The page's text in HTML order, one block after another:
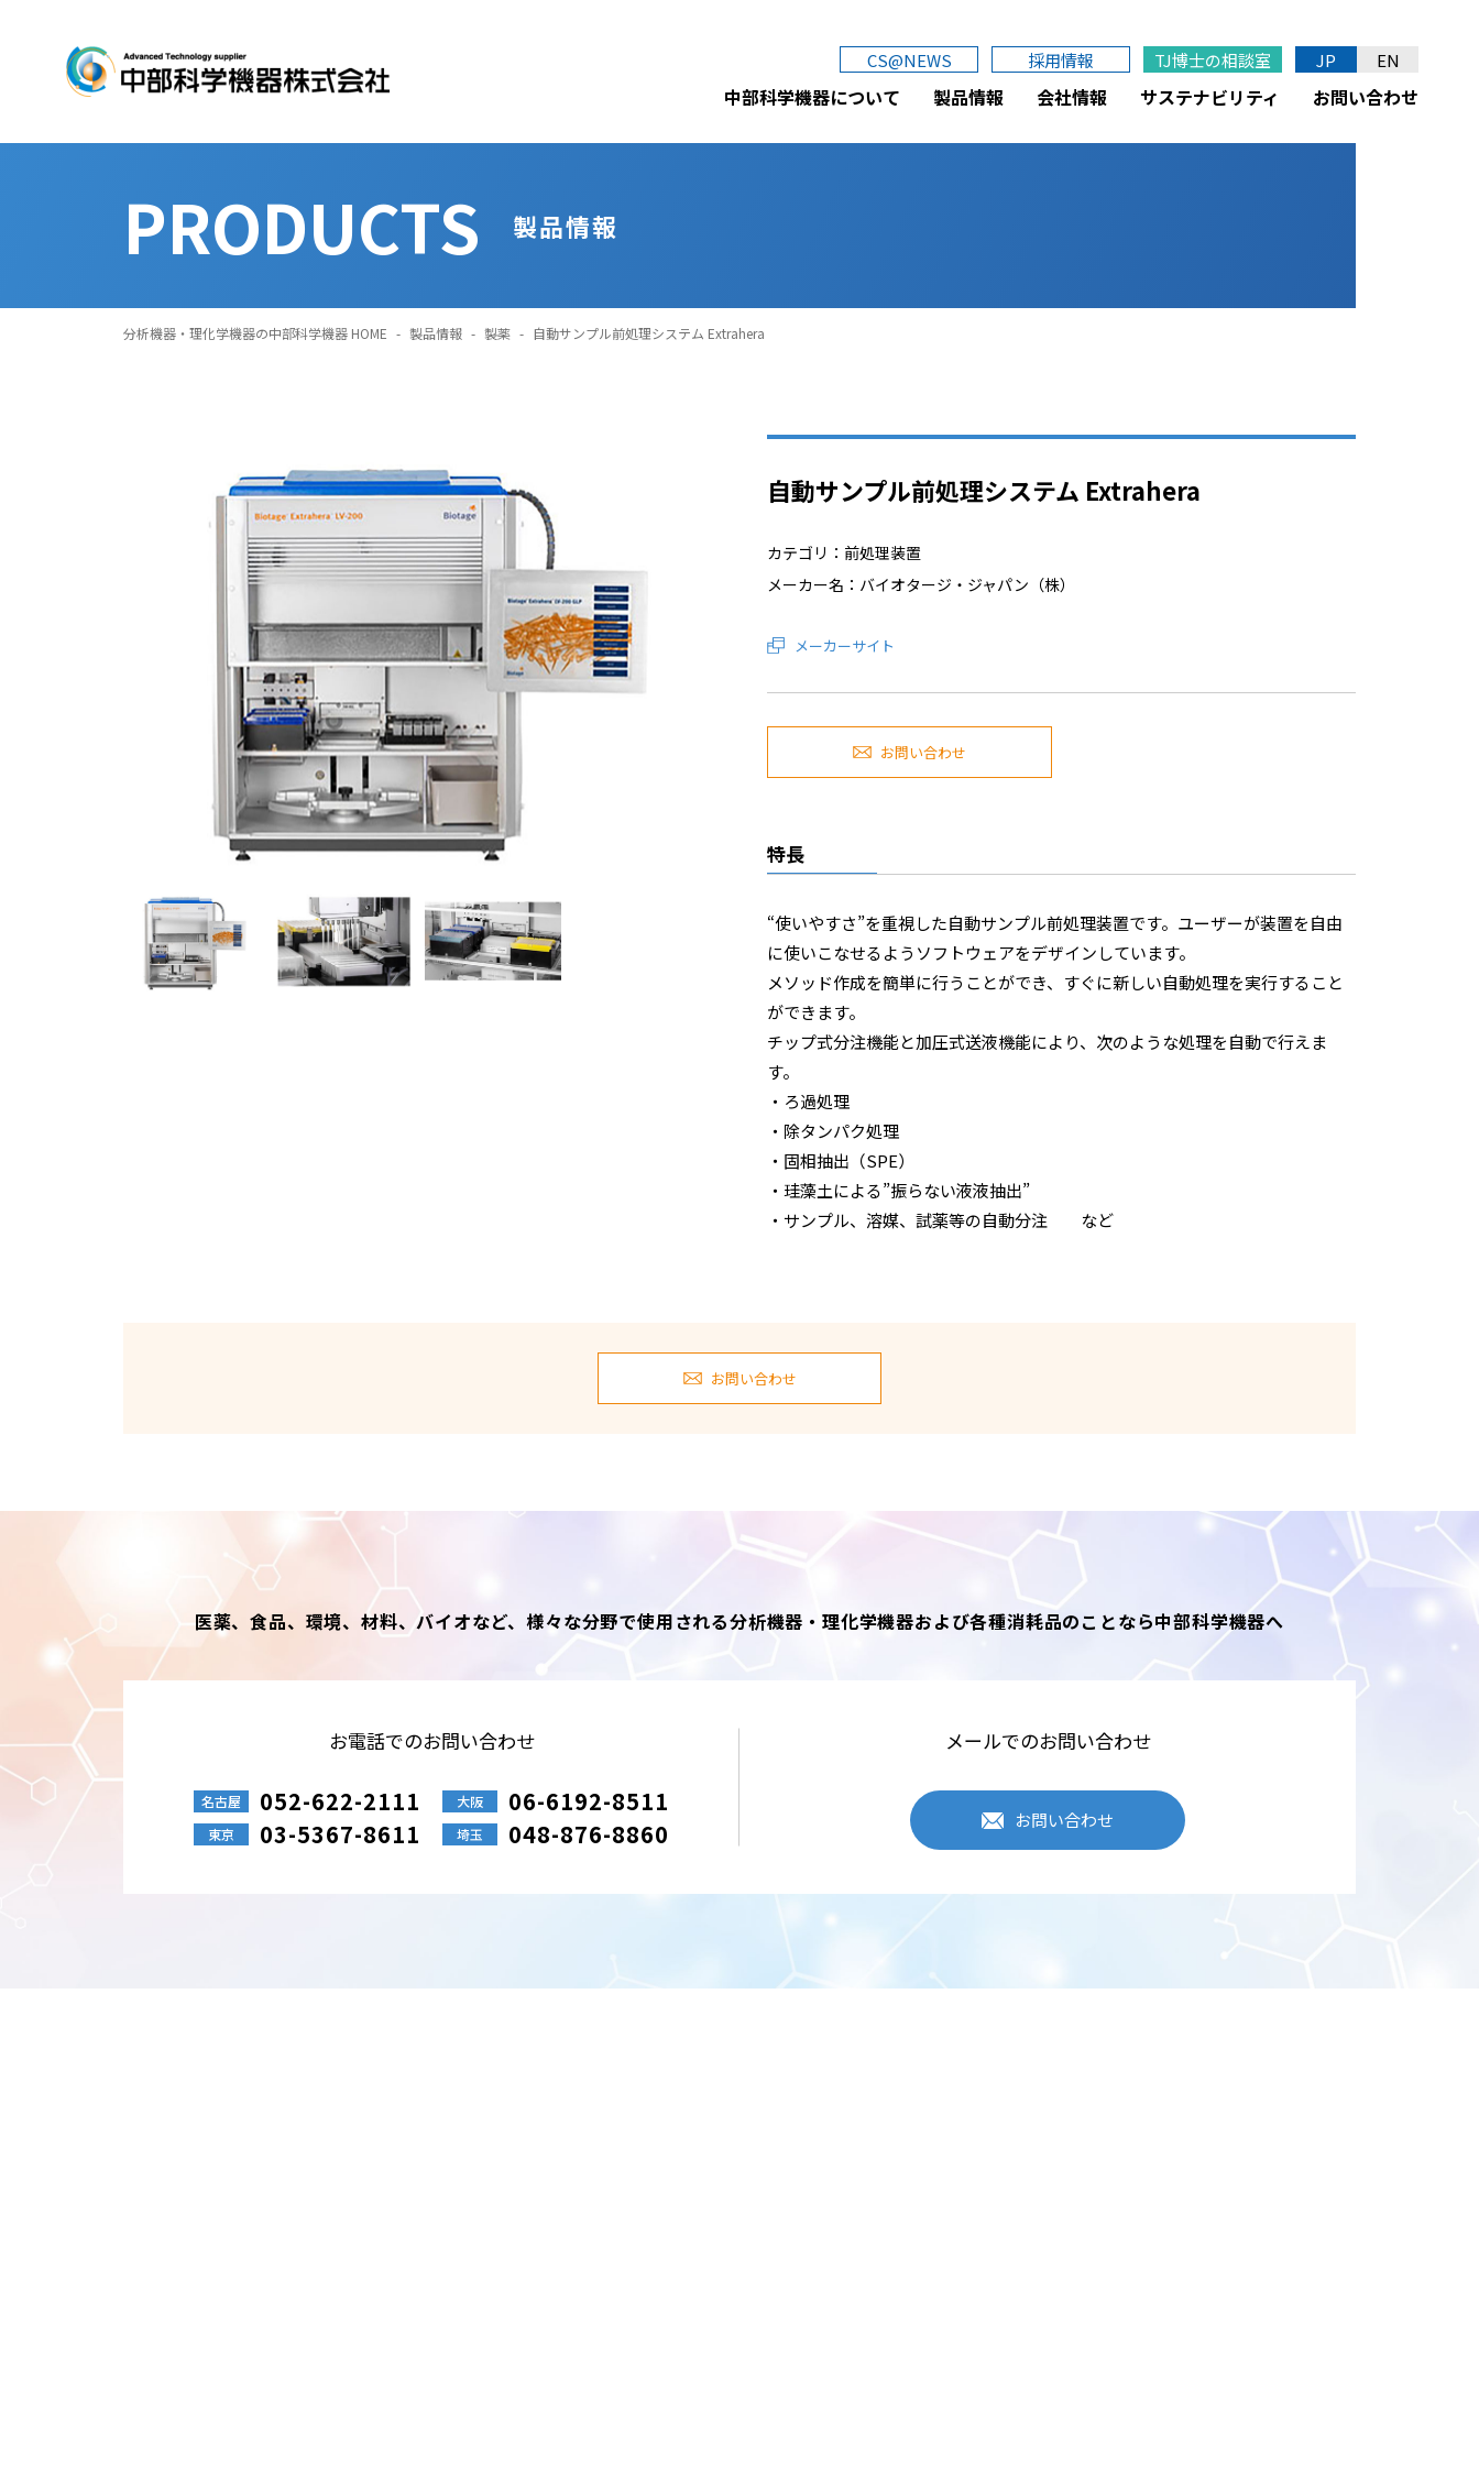
CS@NEWS 採用情報 TJ博士の相談室 JP EN
中部科学機器について 製品情報 会社情報 サステナビリティ お問い合わせ
PRODUCTS 製品情報
分析機器・理化学機器の中部科学機器 HOME - 製品情報 - 製薬 - 自動サンプル前処理システム Extrahera
自動サンプル前処理システム Extrahera
カテゴリ：前処理装置
メーカー名：バイオタージ・ジャパン（株）
メーカーサイト
お問い合わせ
特長
“使いやすさ”を重視した自動サンプル前処理装置です。ユーザーが装置を自由
に使いこなせるようソフトウェアをデザインしています。
メソッド作成を簡単に行うことができ、すぐに新しい自動処理を実行すること
ができます。
チップ式分注機能と加圧式送液機能により、次のような処理を自動で行えま
す。
・ろ過処理
・除タンパク処理
・固相抽出（SPE）
・珪藻土による”振らない液液抽出”
・サンプル、溶媒、試薬等の自動分注 など
お問い合わせ
医薬、食品、環境、材料、バイオなど、様々な分野で使用される分析機器・理化学機器および各種消耗品のことなら中部科学機器へ
お電話でのお問い合わせ
名古屋 052-622-2111 大阪 06-6192-8511
東京 03-5367-8611 埼玉 048-876-8860
メールでのお問い合わせ
お問い合わせ